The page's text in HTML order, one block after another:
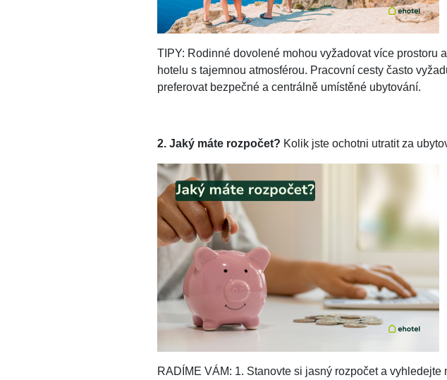
TIPY: Rodinné dovolené mohou vyžadovat více prostoru
hotelu s tajemnou atmosférou. Pracovní cesty často
preferovat bezpečné a centrálně umístěné ubytování.
2. Jaký máte rozpočet? Kolik jste ochotni utratit za
RADÍME VÁM: 1. Stanovte si jasný rozpočet a